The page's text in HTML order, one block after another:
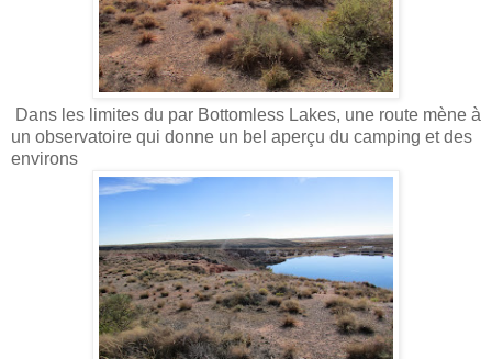
Dans les limites du par Bottomless Lakes, une route mène à
un observatoire qui donne un bel aperçu du camping et des
environs